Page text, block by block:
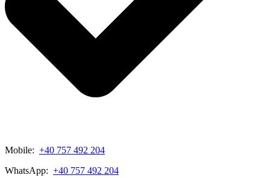
Mobile: +40 757 492 204
WhatsApp: +40 757 492 204